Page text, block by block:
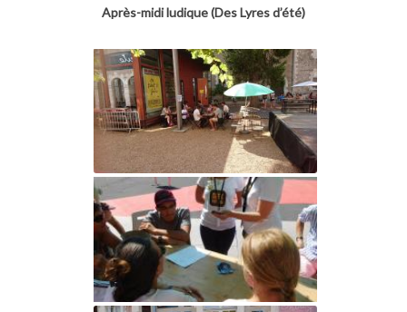
Après-midi ludique (Des Lyres d’été)